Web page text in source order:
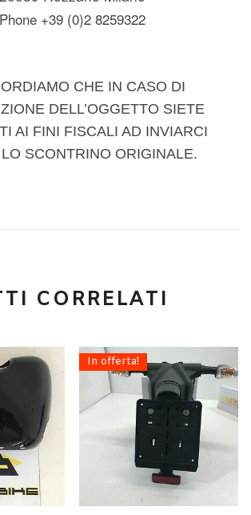
Phone +39 (0)2 8259322
CHE IN CASO DI
DELL’OGGETTO SIETE
AI FINI FISCALI AD INVIARCI
SCONTRINO ORIGINALE.
CORRELATI
In offerta!